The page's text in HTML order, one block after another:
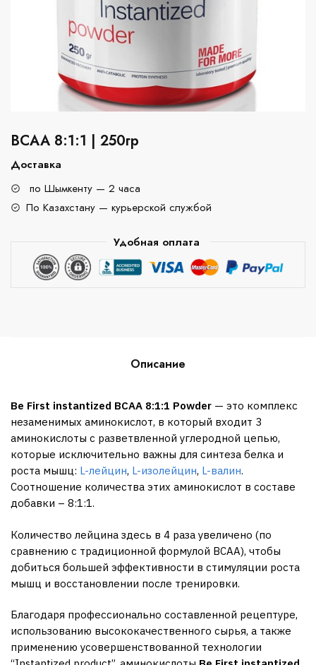
BCAA 8:1:1 | 250гр
Доставка
по Шымкенту — 2 часа
По Казахстану — курьерской службой
Удобная оплата
Описание
Be First instantized BCAA 8:1:1 Powder — это комплекс
незаменимых аминокислот, в который входит 3
аминокислоты с разветвленной углеродной цепью,
которые исключительно важны для синтеза белка и
роста мышц: L-лейцин, L-изолейцин, L-валин.
Соотношение количества этих аминокислот в составе
добавки – 8:1:1.
Количество лейцина здесь в 4 раза увеличено (по
сравнению с традиционной формулой BCAA), чтобы
добиться большей эффективности в стимуляции роста
мышц и восстановлении после тренировки.
Благодаря профессионально составленной рецептуре,
использованию высококачественного сырья, а также
применению усовершенствованной технологии